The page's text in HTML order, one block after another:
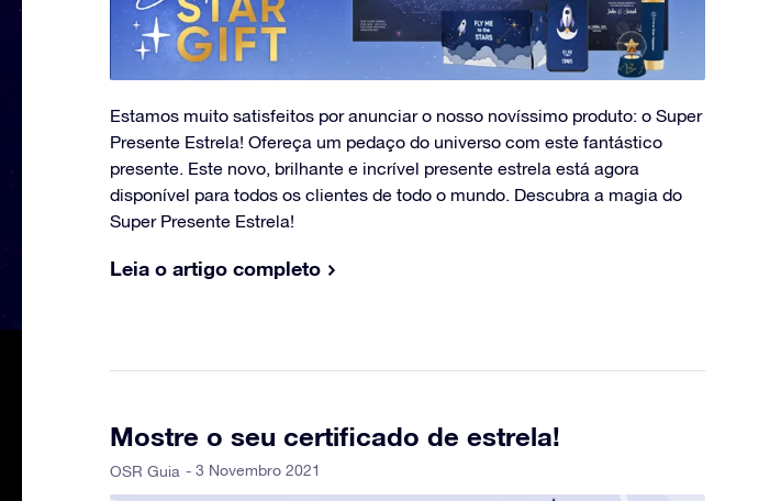
Estamos muito satisfeitos por anunciar o nosso novíssimo produto: o Super
Presente Estrela! Ofereça um pedaço do universo com este fantástico
presente. Este novo, brilhante e incrível presente estrela está agora
disponível para todos os clientes de todo o mundo. Descubra a magia do
Super Presente Estrela!
Leia o artigo completo
Mostre o seu certificado de estrela!
OSR Guia - 3 Novembro 2021